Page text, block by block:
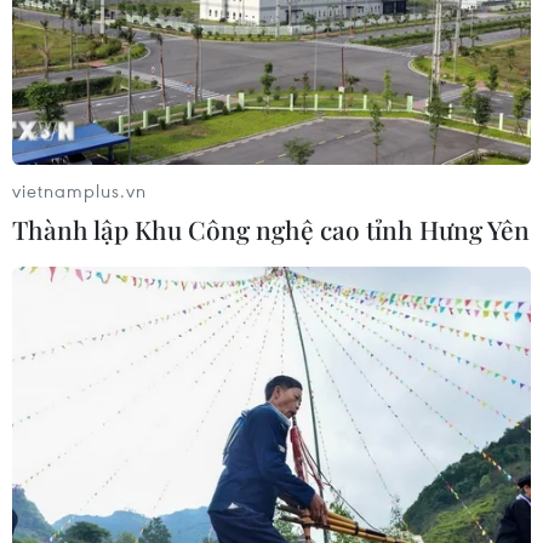
Google Wallet cho phép phụ huynh
thiết lập số dư an toàn của con cái
06/08/2026 23:44
hệ sinh thái thanh toán VietQR
06/08/2026 14:03
BIDV chốt ngày chia 498 triệu cổ
phiếu, tăng vốn điều lệ lên 77.783 tỷ
đồng
06/08/2026 13:42
vietnamplus.vn
Thành lập Khu Công nghệ cao tỉnh Hưng Yên